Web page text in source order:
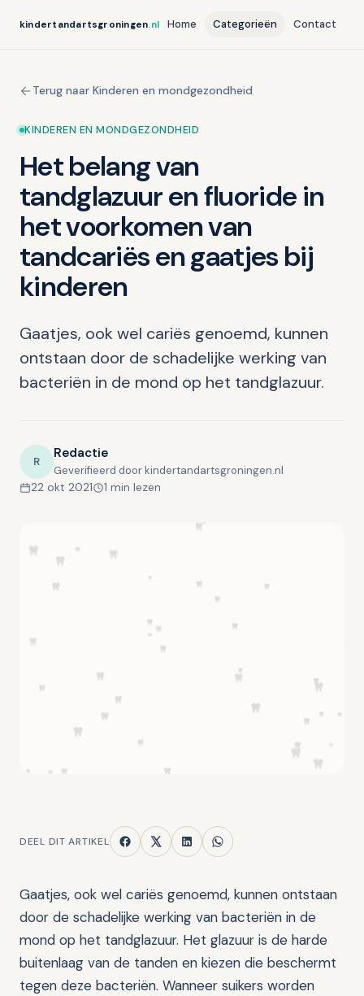
kindertandartsgroningen.nl Home Categorieën Contact
Terug naar Kinderen en mondgezondheid
KINDEREN EN MONDGEZONDHEID
Het belang van
tandglazuur en fluoride in
het voorkomen van
tandcariës en gaatjes bij
kinderen
Gaatjes, ook wel cariës genoemd, kunnen
ontstaan door de schadelijke werking van
bacteriën in de mond op het tandglazuur.
R Redactie
Geverifieerd door kindertandartsgroningen.nl
22 okt 2021 1 min lezen
DEEL DIT ARTIKEL
Gaatjes, ook wel cariës genoemd, kunnen ontstaan
door de schadelijke werking van bacteriën in de
mond op het tandglazuur. Het glazuur is de harde
buitenlaag van de tanden en kiezen die beschermt
tegen deze bacteriën. Wanneer suikers worden